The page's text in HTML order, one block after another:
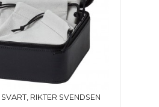
RIKTER SVENDSEN